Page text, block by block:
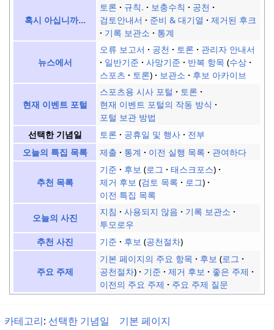
혹시 아십니까...
토론 규칙. 보충수칙
공천
검토안내서
준비 & 대기열
제거된 후크
기록 보관소
통계
뉴스에서
오류 보고서 공천 토론
관리자 안내서
일반기준
사망기준 반복 항목 수상
스포츠
토론 보관소 후보 아카이브
현재 이벤트 포털
스포츠용 시사 포털
토론
현재 이벤트 포털의 작동 방식
포털 보관 방법
선택한 기념일
토론 공휴일 및 행사
전부
오늘의 특집 목록
제출 통계 이전 실행 목록 관여하다
추천 목록
기준 후보 로그
태스크포스
제거 후보 검토 목록
로그
이전 특집 목록
오늘의 사진
지침 사용되지 않음
기록 보관소
투모로우
추천 사진
기준 후보 공천절차
주요 주제
기본 페이지의 주요 항목 후보 로그
공천절차
기준 제거 후보
좋은 주제
이전의 주요 주제
주요 주제 질문
카테고리: 선택한 기념일 기본 페이지